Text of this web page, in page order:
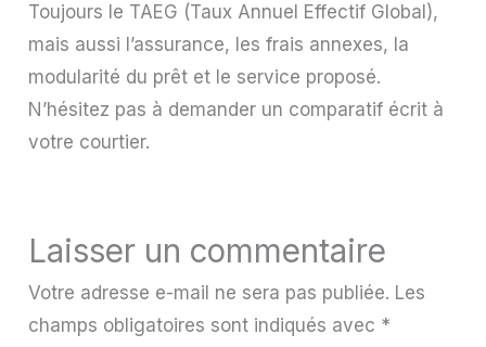
Toujours le TAEG (Taux Annuel Effectif Global),
mais aussi l’assurance, les frais annexes, la
modularité du prêt et le service proposé.
N’hésitez pas à demander un comparatif écrit à
votre courtier.
Laisser un commentaire
Votre adresse e-mail ne sera pas publiée. Les
champs obligatoires sont indiqués avec *